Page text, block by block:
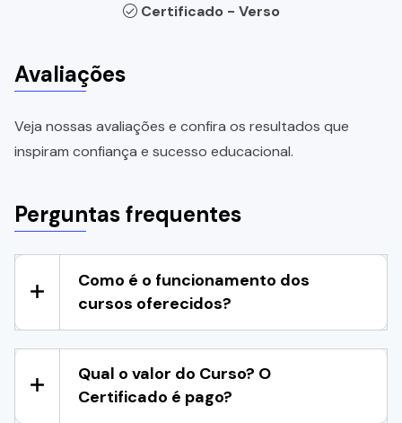
Certificado - Verso
Avaliações
Veja nossas avaliações e confira os resultados que
inspiram confiança e sucesso educacional.
Perguntas frequentes
Como é o funcionamento dos
cursos oferecidos?
Qual o valor do Curso? O
Certificado é pago?